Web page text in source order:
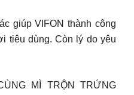
giúp VIFON thành công
tiêu dùng. Còn lý do yêu
MÌ TRỘN TRỨNG